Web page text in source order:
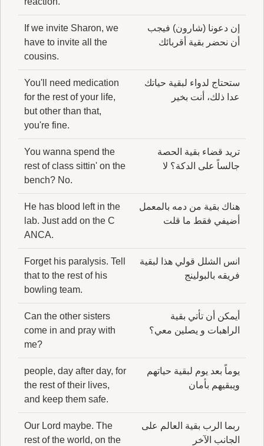
إن دعونا (شارون) فيجب
أن نحضر بقية أقربائك
If we invite Sharon, we
have to invite all the
cousins.
ستحتاج لدواء لبقية حياتك
عدا ذلك، أنت بخير
You'll need medication
for the rest of your life,
but other than that,
you're fine.
تريد قضاء بقية الحصة
جالساً على الدكة؟ لا
You wanna spend the
rest of class sittin' on the
bench? No.
هناك بقية من دمه بالمعمل
أضيفي فقط ما قلت
He has blood left in the
lab. Just add on the C
ANCA.
انس الشلل قولي هذا لبقية
فريقه بالبولينج
Forget his paralysis. Tell
that to the rest of his
bowling team.
أيمكن أن تأتي بقية
الراهبات و يصلين معي؟
Can the other sisters
come in and pray with
me?
يوماً بعد يوم لبقية حياتهم
ويبقيهم بأمان
people, day after day, for
the rest of their lives,
and keep them safe.
ربما الرب بقية العالم على
الجانب الآخر
Our Lord maybe. The
rest of the world, on the